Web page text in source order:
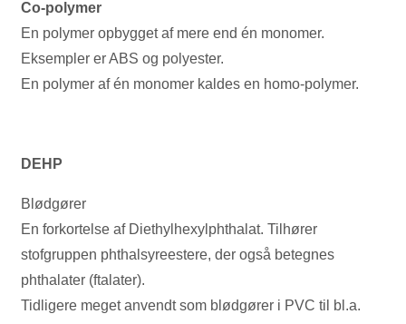
Co-polymer
En polymer opbygget af mere end én monomer.
Eksempler er ABS og polyester.
En polymer af én monomer kaldes en homo-polymer.
DEHP
Blødgører
En forkortelse af Diethylhexylphthalat. Tilhører
stofgruppen phthalsyreestere, der også betegnes
phthalater (ftalater).
Tidligere meget anvendt som blødgører i PVC til bl.a.